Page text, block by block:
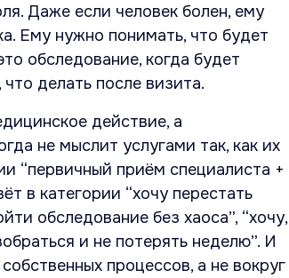
Даже если человек болен, ему
Ему нужно понимать, что будет
обследование, когда будет
делать после визита.
действие, а
не мыслит услугами так, как их
“первичный приём специалиста +
в категории “хочу перестать
обследование без хаоса”, “хочу,
и не потерять неделю”. И
процессов, а не вокруг